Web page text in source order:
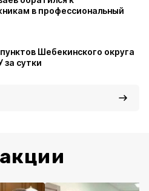
в профессиональный
Шебекинского округа
за сутки